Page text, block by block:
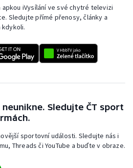
apkou iVysílání ve své chytré televizi
Sledujte přímé přenosy, články a
Sledujte ČT sport
sportovní události. Sledujte nás i
Threads či YouTube a buďte v obraze.